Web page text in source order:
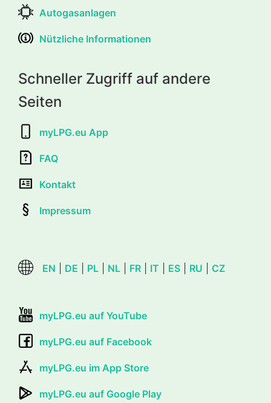
Autogasanlagen
Nützliche Informationen
Schneller Zugriff auf andere
Seiten
myLPG.eu App
FAQ
Kontakt
Impressum
EN DE PL NL FR IT ES RU CZ
myLPG.eu auf YouTube
myLPG.eu auf Facebook
myLPG.eu im App Store
myLPG.eu auf Google Play